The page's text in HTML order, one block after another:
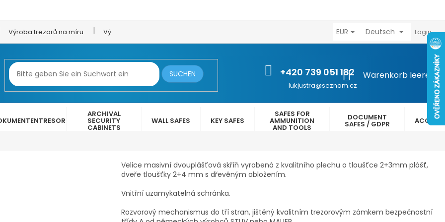
+420 739 051 182
lukjustra@seznam.cz
Výroba trezorů na míru Výroba trezorových dveří Reklamační řád Obchodní
EUR Deutsch Login
SUCHEN WARENKORB
Warenkorb leeren
ARCHIVAL
SECURITY
CABINETS
WALL SAFES KEY SAFES
SAFES FOR
AMMUNITION
AND TOOLS
DOCUMENT
SAFES / GDPR
Velice masivní dvouplášťová skříň vyrobená z kvalitního plechu o tloušťce 2+3mm plášť,
dveře tloušťky 2+4 mm s dřevěným obložením.
Vnitřní uzamykatelná schránka.
Rozvorový mechanismus do tří stran, jištěný kvalitním trezorovým zámkem bezpečnostní